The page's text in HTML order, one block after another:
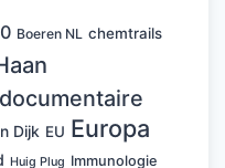
Boeren NL chemtrails
documentaire
Dijk EU Europa
Huig Plug Immunologie